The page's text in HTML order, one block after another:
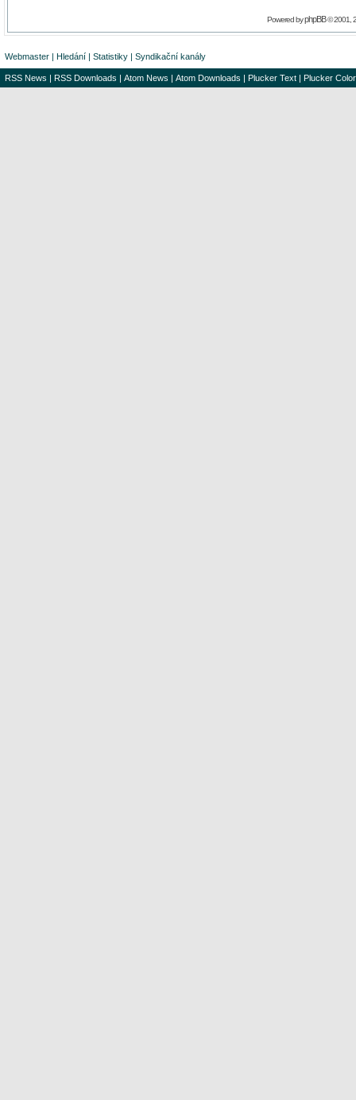
Powered byphpBB© 2001,
Webmaster | Hledání | Statistiky | Syndikační kanály
RSS News | RSS Downloads | Atom News | Atom Downloads | Plucker Text | Plucker Color